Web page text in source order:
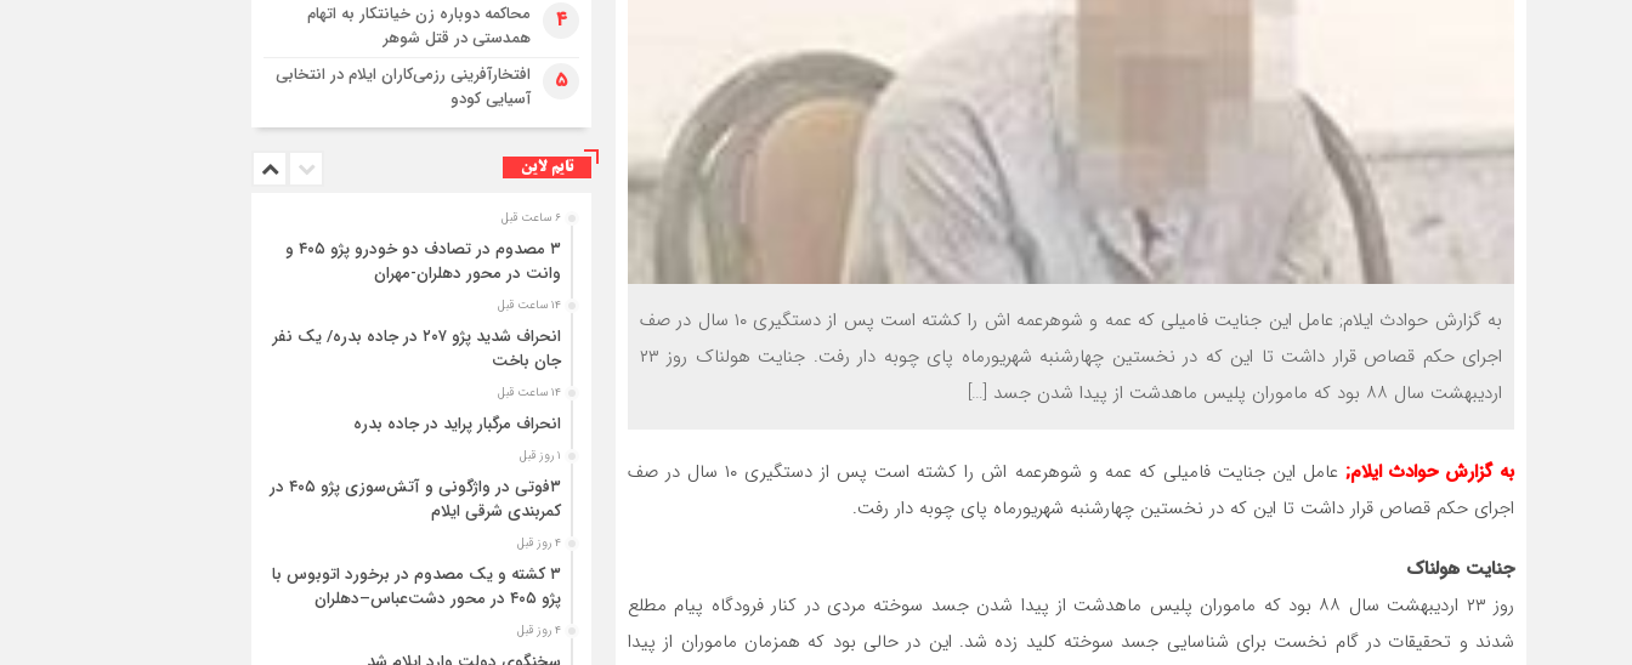
به گزارش حوادث ایلام; عامل این جنایت فامیلی که عمه و شوهرعمه اش را کشته است پس از دستگیری ۱۰ سال در صف
اجرای حکم قصاص قرار داشت تا این که در نخستین چهارشنبه شهریورماه پای چوبه دار رفت. جنایت هولناک روز ۲۳
اردیبهشت سال ۸۸ بود که ماموران پلیس ماهدشت از پیدا شدن جسد […]
به گزارش حوادث ایلام;
عامل این جنایت فامیلی که عمه و شوهرعمه اش را کشته است پس از دستگیری ۱۰ سال در صف
اجرای حکم قصاص قرار داشت تا این که در نخستین چهارشنبه شهریورماه پای چوبه دار رفت.
جنایت هولناک
روز ۲۳ اردیبهشت سال ۸۸ بود که ماموران پلیس ماهدشت از پیدا شدن جسد سوخته مردی در کنار فرودگاه پیام مطلع
شدند و تحقیقات در گام نخست برای شناسایی جسد سوخته کلید زده شد. این در حالی بود که همزمان ماموران از پیدا
۴
محاکمه دوباره زن خیانتکار به اتهام
همدستی در قتل شوهر
۵
افتخارآفرینی رزمی‌کاران ایلام در انتخابی
آسیایی کودو
تایم لاین
۶ ساعت قبل
۳ مصدوم در تصادف دو خودرو پژو ۴۰۵ و
وانت در محور دهلران-مهران
۱۴ ساعت قبل
انحراف شدید پژو ۲۰۷ در جاده بدره/ یک نفر
جان باخت
۱۴ ساعت قبل
انحراف مرگبار پراید در جاده بدره
۱ روز قبل
۳فوتی در واژگونی و آتش‌سوزی پژو ۴۰۵ در
کمربندی شرقی ایلام
۴ روز قبل
۳ کشته و یک مصدوم در برخورد اتوبوس با
پژو ۴۰۵ در محور دشت‌عباس–دهلران
۴ روز قبل